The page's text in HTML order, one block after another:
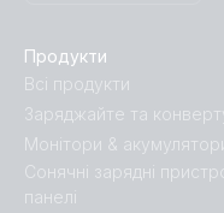
SmartShunt
SmartShunt
SmartShunt 500A-
SmartShunt 300A-
SmartShunt 300A-
SmartShunt 300A-
Продукти
Всі продукти
Заряджайте та
Монітори &
Сонячні зарядні
панелі